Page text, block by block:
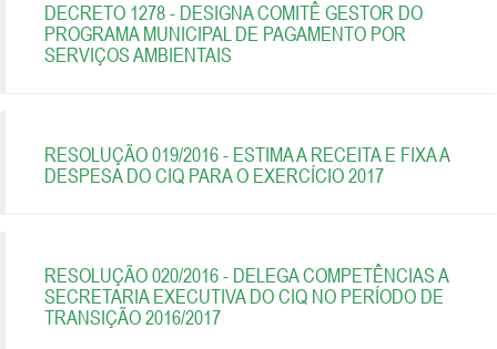
DECRETO 1278 - DESIGNA COMITÊ GESTOR DO
PROGRAMA MUNICIPAL DE PAGAMENTO POR
SERVIÇOS AMBIENTAIS
RESOLUÇÃO 019/2016 - ESTIMA A RECEITA E FIXA A
DESPESA DO CIQ PARA O EXERCÍCIO 2017
RESOLUÇÃO 020/2016 - DELEGA COMPETÊNCIAS A
SECRETARIA EXECUTIVA DO CIQ NO PERÍODO DE
TRANSIÇÃO 2016/2017